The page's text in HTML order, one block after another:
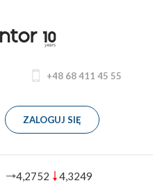
+48 68 411 45 55
ZALOGUJ SIĘ
4,2752 4,3249